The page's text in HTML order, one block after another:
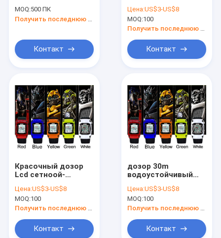
продукты
О Компании
контактные данные
Непрерывнодискретные наручные часы
Многофункциональные цифровые часы
тревоги времени
женщин двойные
MOQ:500 ПК
Контакт
водоустойчивый,
наручные часы Lcd
сетноой-аналогов
Цена:US$3-US$8
MOQ:100
Получить последнюю цену
Контакт
Красочный дозор
Lcd сетноой-
движением цифров
30m
водоустойчивое
Цена:US$3-US$8
MOQ:100
Получить последнюю цену
Контакт
дозор 30m
водоустойчивый
аналогов для детей
с диапазоном
смолы PU
Цена:US$3-US$8
MOQ:100
Получить последнюю цену
Контакт